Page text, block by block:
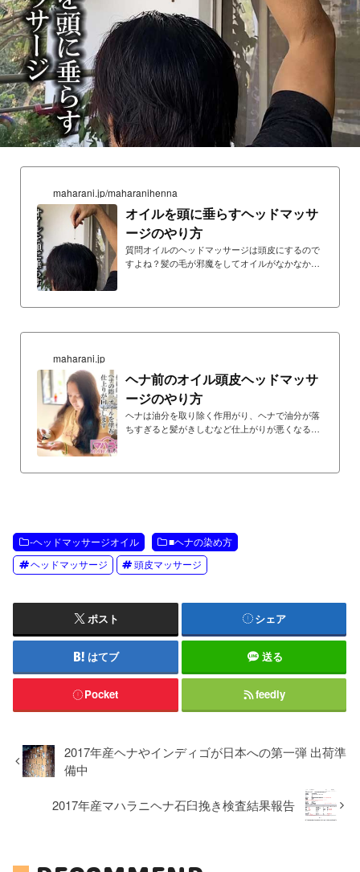
maharani.jp/maharanihenna
オイルを頭に垂らすヘッドマッサ
ージのやり方
質問オイルのヘッドマッサージは頭皮にするので
すよね？髪の毛が邪魔をしてオイルがなかなか頭
マッサージの方法はあるのでしょうか？オイルの
ドマッサージオイルを楽しみたいという場合で、
髪の毛がベタベタになっていないのだとしたら、
それはオイル...
maharani.jp
ヘナ前のオイル頭皮ヘッドマッサ
ージのやり方
ヘナは油分を取り除く作用がり、ヘナで油分が落
ちすぎると髪がきしむなど仕上がりが悪くなるた
-ヘッドマッサージオイル
■ヘナの染め方
ヘッドマッサージ
頭皮マッサージ
ポスト シェア
はてブ 送る
Pocket feedly
2017年産ヘナやインディゴが日本への第一弾 出荷準
備中
2017年産マハラニヘナ石臼挽き検査結果報告